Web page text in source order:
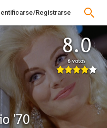
Registrarse
8.0
6 votos
'70